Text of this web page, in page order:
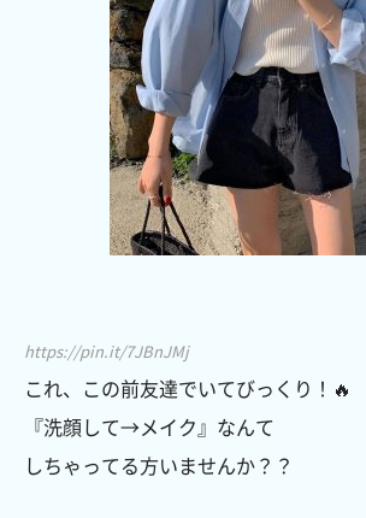
https://pin.it/7JBnJMj
これ、この前友達でいてびっくり！🔥
『洗顔して→メイク』なんて
しちゃってる方いませんか？？